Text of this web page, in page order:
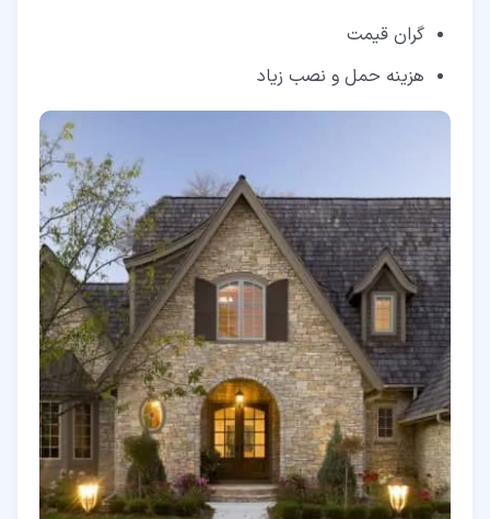
گران قیمت
هزینه حمل و نصب زیاد